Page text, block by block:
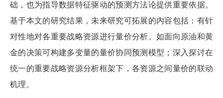
础，也为指导数据特征驱动的预测方法论提供重要依据。
基于本文的研究结果，未来研究可拓展的内容包括：有针
对性地对各重要战略资源进行量价分析。如面向原油和黄
金的决策可构建多变量的量价协同预测模型；深入探讨在
统一的重要战略资源分析框架下，各资源之间量价的联动
机理。